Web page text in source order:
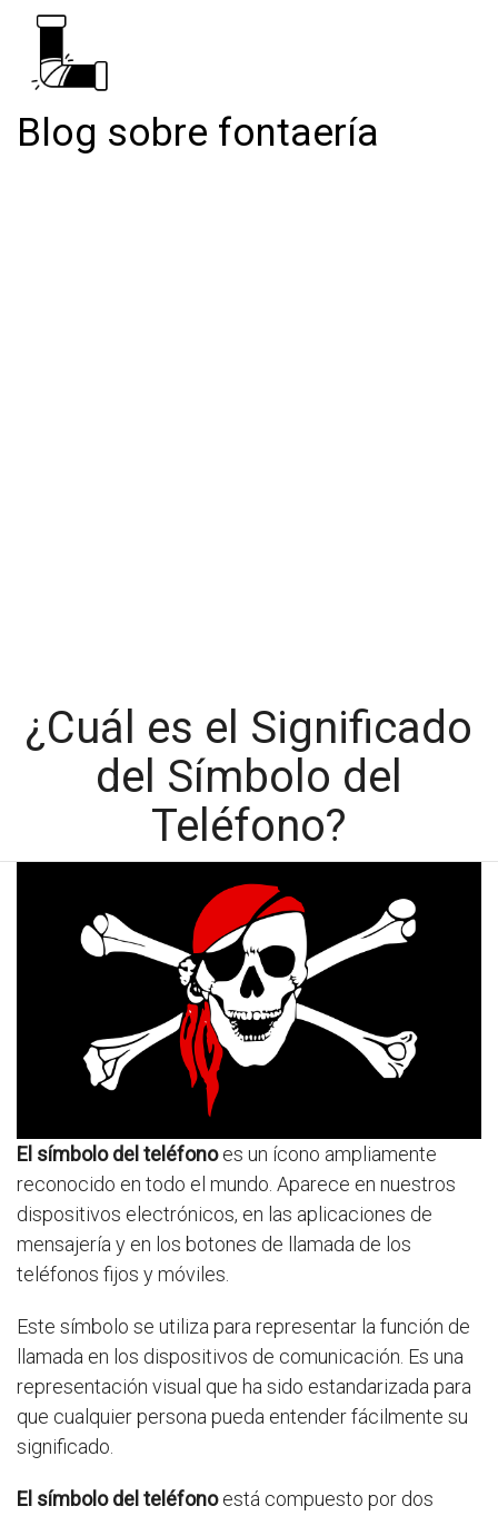
Blog sobre fontaería
¿Cuál es el Significado
del Símbolo del
Teléfono?
El símbolo del teléfonoes un ícono ampliamente
reconocido en todo el mundo. Aparece en nuestros
dispositivos electrónicos, en las aplicaciones de
mensajería y en los botones de llamada de los
teléfonos fijos y móviles.
Este símbolo se utiliza para representar la función de
llamada en los dispositivos de comunicación. Es una
representación visual que ha sido estandarizada para
que cualquier persona pueda entender fácilmente su
significado.
El símbolo del teléfonoestá compuesto por dos